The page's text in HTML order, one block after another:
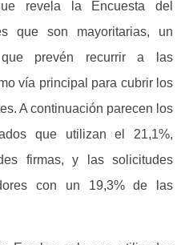
revela la Encuesta del
que son mayoritarias, un
prevén recurrir a las
vía principal para cubrir los
A continuación parecen los
que utilizan el 21,1%,
firmas, y las solicitudes
con un 19,3% de las